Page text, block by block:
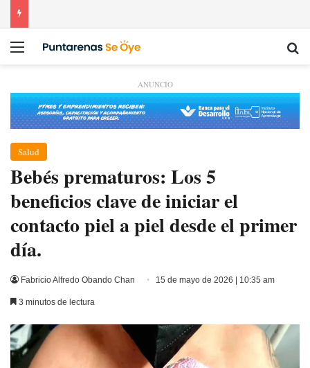
Menú
ANUNCIO
Salud
​Bebés prematuros: Los 5
beneficios clave de iniciar el
contacto piel a piel desde el primer
día.
Fabricio Alfredo Obando Chan 15 de mayo de 2026 | 10:35 am
3 minutos de lectura